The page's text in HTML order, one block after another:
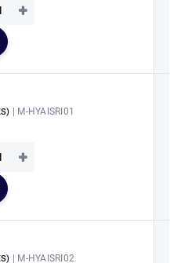
+
košíku
| M-HYAISRI01
+
košíku
| M-HYAISRI02